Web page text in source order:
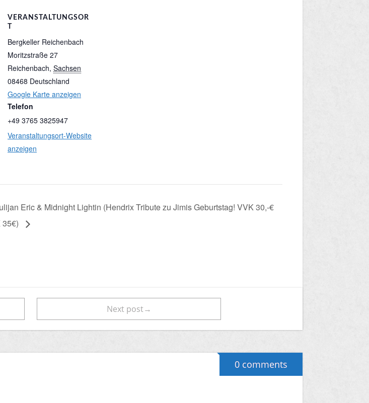
VERANSTALTUNGSOR
Bergkeller Reichenbach
Moritzstraße 27
Reichenbach, Sachsen
08468 Deutschland
Google Karte anzeigen
Telefon
+49 3765 3825947
Veranstaltungsort-Website
anzeigen
Eric & Midnight Lightin (Hendrix Tribute zu Jimis Geburtstag! VVK 30,-€
35€)
Next post→
0 comments